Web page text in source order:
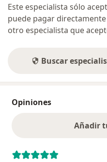
Este especialista sólo
puede pagar
otro especialista que
Buscar
Opiniones
Añadir